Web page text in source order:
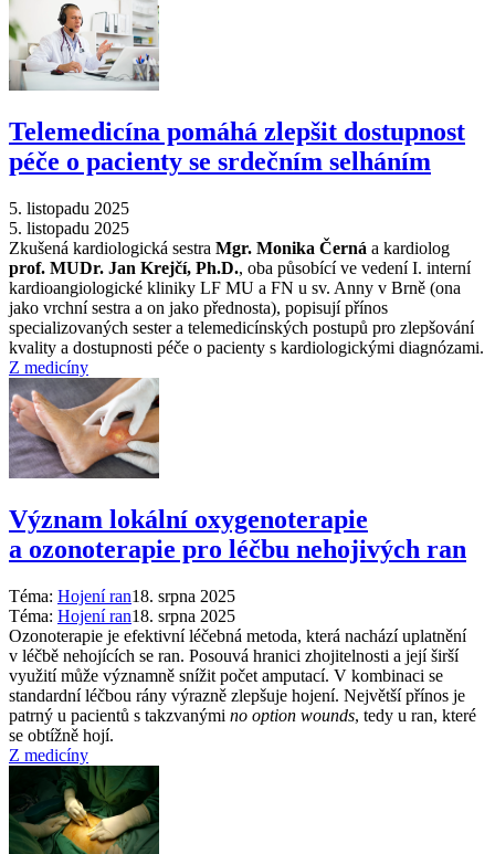
Telemedicína pomáhá zlepšit dostupnost
péče o pacienty se srdečním selháním
5. listopadu 2025
5. listopadu 2025
Zkušená kardiologická sestra Mgr. Monika Černá a kardiolog
prof. MUDr. Jan Krejčí, Ph.D., oba působící ve vedení I. interní
kardioangiologické kliniky LF MU a FN u sv. Anny v Brně (ona
jako vrchní sestra a on jako přednosta), popisují přínos
specializovaných sester a telemedicínských postupů pro zlepšování
kvality a dostupnosti péče o pacienty s kardiologickými diagnózami.
Z medicíny
Význam lokální oxygenoterapie
a ozonoterapie pro léčbu nehojivých ran
Téma: Hojení ran18. srpna 2025
Téma: Hojení ran18. srpna 2025
Ozonoterapie je efektivní léčebná metoda, která nachází uplatnění
v léčbě nehojících se ran. Posouvá hranici zhojitelnosti a její širší
využití může významně snížit počet amputací. V kombinaci se
standardní léčbou rány výrazně zlepšuje hojení. Největší přínos je
patrný u pacientů s takzvanými no option wounds, tedy u ran, které
se obtížně hojí.
Z medicíny